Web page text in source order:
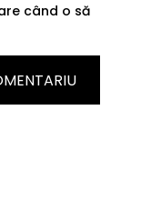
când o să